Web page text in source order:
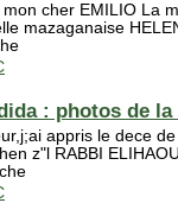
cher EMILIO La
mazaganaise
: photos de
appris le dece
z"l RABBI